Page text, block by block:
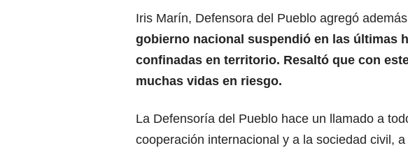
Iris Marín, Defensora del Pueblo agregó
gobierno nacional suspendió en las últimas
confinadas en territorio. Resaltó que con
muchas vidas en riesgo.
La Defensoría del Pueblo hace un llamado a
cooperación internacional y a la sociedad civil,